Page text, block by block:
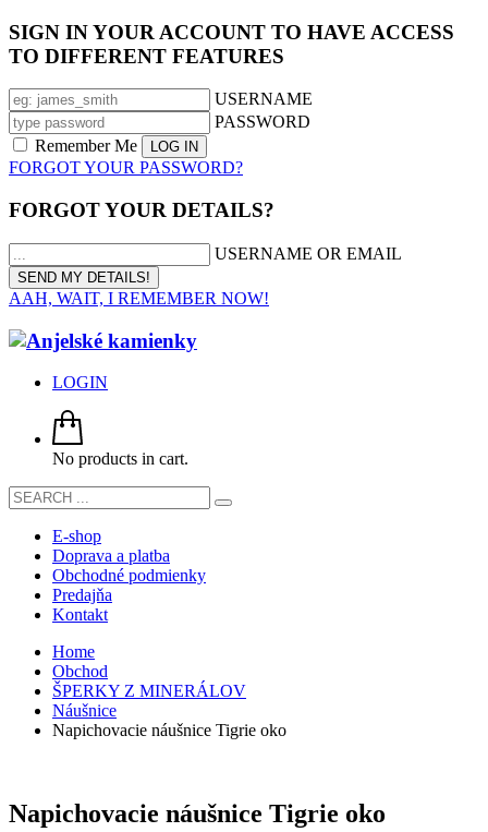
SIGN IN YOUR ACCOUNT TO HAVE ACCESS
TO DIFFERENT FEATURES
USERNAME
PASSWORD
Remember Me
FORGOT YOUR PASSWORD?
FORGOT YOUR DETAILS?
USERNAME OR EMAIL
AAH, WAIT, I REMEMBER NOW!
LOGIN
No products in cart.
E-shop
Doprava a platba
Obchodné podmienky
Predajňa
Kontakt
Home
Obchod
ŠPERKY Z MINERÁLOV
Náušnice
Napichovacie náušnice Tigrie oko
Napichovacie náušnice Tigrie oko